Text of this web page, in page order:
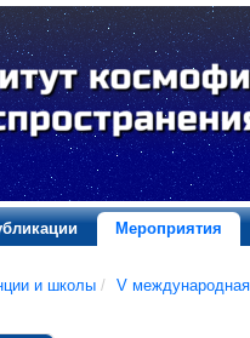
Мероприятия
и школы / V